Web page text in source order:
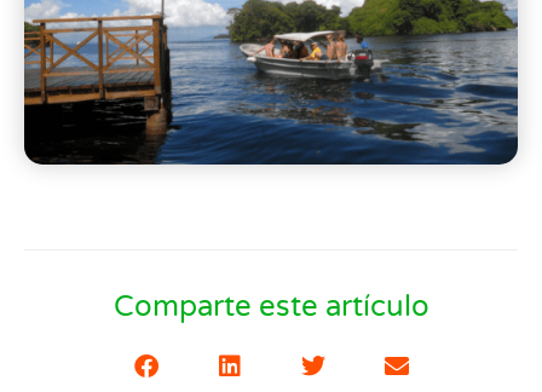
Comparte este artículo